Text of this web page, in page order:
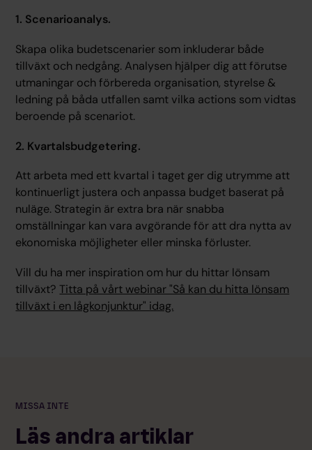
1. Scenarioanalys.
Skapa olika budetscenarier som inkluderar både
tillväxt och nedgång. Analysen hjälper dig att förutse
utmaningar och förbereda organisation, styrelse &
ledning på båda utfallen samt vilka actions som vidtas
beroende på scenariot.
2. Kvartalsbudgetering.
Att arbeta med ett kvartal i taget ger dig utrymme att
kontinuerligt justera och anpassa budget baserat på
nuläge. Strategin är extra bra när snabba
omställningar kan vara avgörande för att dra nytta av
ekonomiska möjligheter eller minska förluster.
Vill du ha mer inspiration om hur du hittar lönsam
tillväxt? Titta på vårt webinar "Så kan du hitta lönsam
tillväxt i en lågkonjunktur" idag.
MISSA INTE
Läs andra artiklar